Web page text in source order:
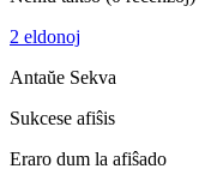
2 eldonoj
Antaŭe Sekva
Sukcese afiŝis
Eraro dum la afiŝado